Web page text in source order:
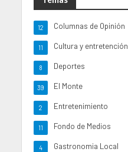
Columnas de Opinión
12
Cultura y entretención
11
Deportes
8
El Monte
39
Entretenimiento
2
Fondo de Medios
11
Gastronomia Local
4